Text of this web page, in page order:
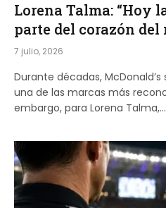
Lorena Talma: “Hoy
parte del corazón del
7 julio, 2026
Durante décadas,
una de las marcas más
embargo, para Lorena Talma,…